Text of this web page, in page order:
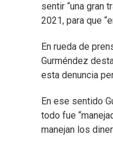
sentir “una gran
2021, para que
En rueda de
Gurméndez
esta denuncia
En ese sentido
todo fue
manejan los